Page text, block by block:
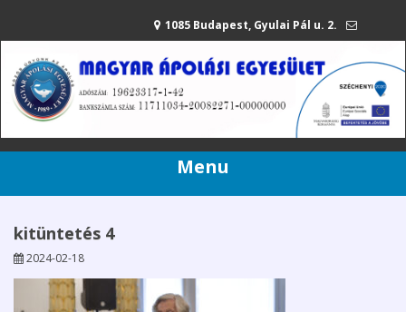
1085 Budapest, Gyulai Pál u. 2.
mae@apolasiegyesulet.hu 20/216-42-80
Menu
kitüntetés 4
2024-02-18